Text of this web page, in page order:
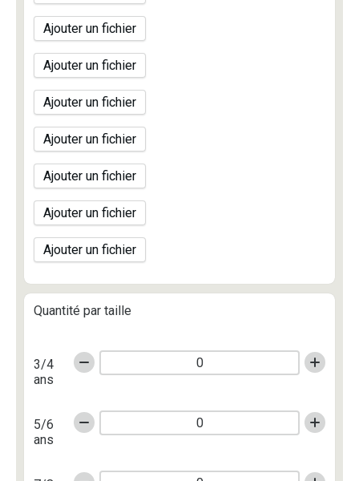
Ajouter un fichier
Ajouter un fichier
Ajouter un fichier
Ajouter un fichier
Ajouter un fichier
Ajouter un fichier
Ajouter un fichier
Quantité par taille
3/4
ans
5/6
ans